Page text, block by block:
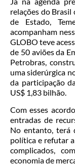
relações do Brasil
de Estado,
acompanham
GLOBO teve
de 50 aviões da
Petrobras,
uma siderúrgica
da participação
US$ 1,83 bilhão.
Com esses
entradas de
No entanto, terá
política e refutar
complicados,
economia de